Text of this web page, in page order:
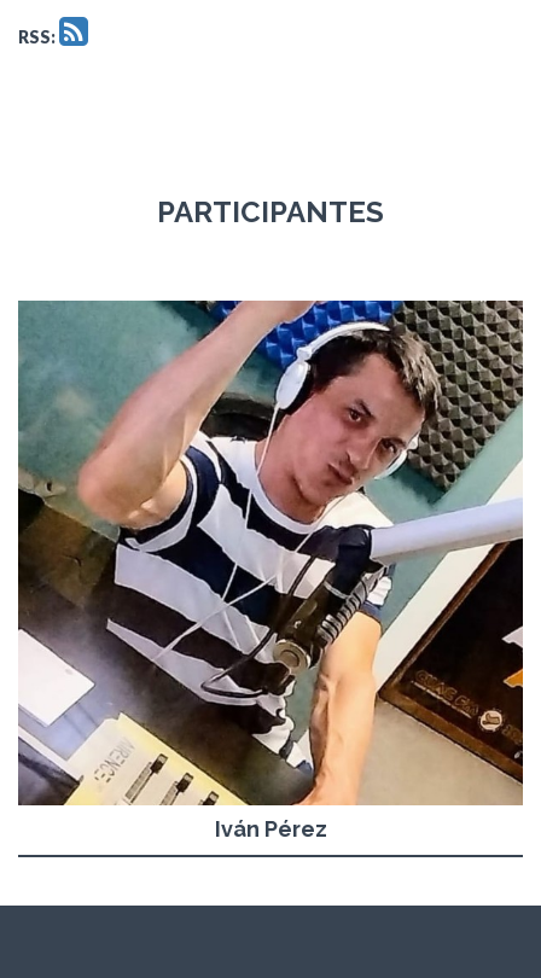
RSS:
PARTICIPANTES
Iván Pérez